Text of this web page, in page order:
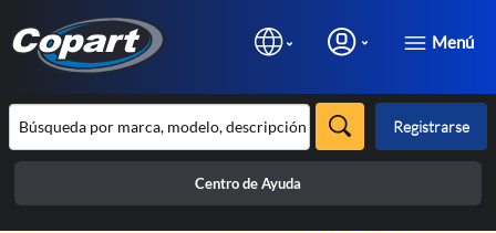
Menú
Registrarse
Centro de Ayuda